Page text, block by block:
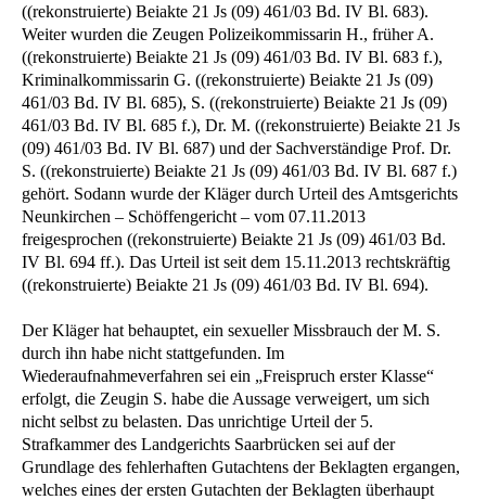
((rekonstruierte) Beiakte 21 Js (09) 461/03 Bd. IV Bl. 683).
Weiter wurden die Zeugen Polizeikommissarin H., früher A.
((rekonstruierte) Beiakte 21 Js (09) 461/03 Bd. IV Bl. 683 f.),
Kriminalkommissarin G. ((rekonstruierte) Beiakte 21 Js (09)
461/03 Bd. IV Bl. 685), S. ((rekonstruierte) Beiakte 21 Js (09)
461/03 Bd. IV Bl. 685 f.), Dr. M. ((rekonstruierte) Beiakte 21 Js
(09) 461/03 Bd. IV Bl. 687) und der Sachverständige Prof. Dr.
S. ((rekonstruierte) Beiakte 21 Js (09) 461/03 Bd. IV Bl. 687 f.)
gehört. Sodann wurde der Kläger durch Urteil des Amtsgerichts
Neunkirchen – Schöffengericht – vom 07.11.2013
freigesprochen ((rekonstruierte) Beiakte 21 Js (09) 461/03 Bd.
IV Bl. 694 ff.). Das Urteil ist seit dem 15.11.2013 rechtskräftig
((rekonstruierte) Beiakte 21 Js (09) 461/03 Bd. IV Bl. 694).
Der Kläger hat behauptet, ein sexueller Missbrauch der M. S.
durch ihn habe nicht stattgefunden. Im
Wiederaufnahmeverfahren sei ein „Freispruch erster Klasse“
erfolgt, die Zeugin S. habe die Aussage verweigert, um sich
nicht selbst zu belasten. Das unrichtige Urteil der 5.
Strafkammer des Landgerichts Saarbrücken sei auf der
Grundlage des fehlerhaften Gutachtens der Beklagten ergangen,
welches eines der ersten Gutachten der Beklagten überhaupt